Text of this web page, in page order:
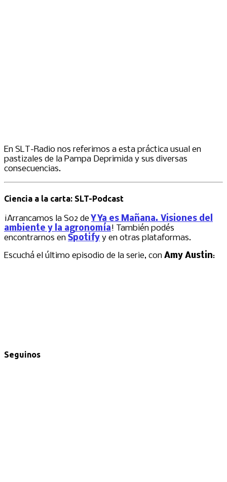
En SLT-Radio nos referimos a esta práctica usual en
pastizales de la Pampa Deprimida y sus diversas
consecuencias.
Ciencia a la carta: SLT-Podcast
¡Arrancamos la S02 deY Ya es Mañana. Visiones del
ambiente y la agronomía! También podés
encontrarnos en Spotify y en otras plataformas.
Escuchá el último episodio de la serie, con Amy Austin:
Seguinos